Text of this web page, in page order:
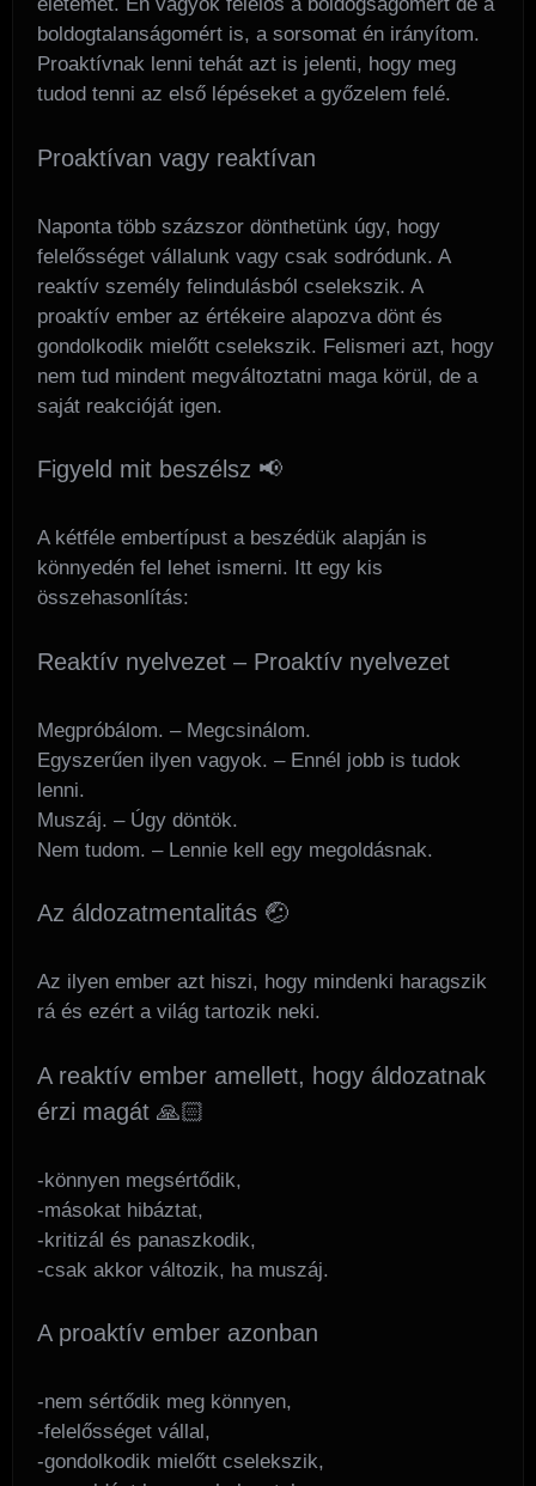
boldogtalanságomért is, a sorsomat én irányítom.
Proaktívnak lenni tehát azt is jelenti, hogy meg
tudod tenni az első lépéseket a győzelem felé.
Proaktívan vagy reaktívan
Naponta több százszor dönthetünk úgy, hogy
felelősséget vállalunk vagy csak sodródunk. A
reaktív személy felindulásból cselekszik. A
proaktív ember az értékeire alapozva dönt és
gondolkodik mielőtt cselekszik. Felismeri azt, hogy
nem tud mindent megváltoztatni maga körül, de a
saját reakcióját igen.
Figyeld mit beszélsz 📢
A kétféle embertípust a beszédük alapján is
könnyedén fel lehet ismerni. Itt egy kis
összehasonlítás:
Reaktív nyelvezet – Proaktív nyelvezet
Megpróbálom. – Megcsinálom.
Egyszerűen ilyen vagyok. – Ennél jobb is tudok
lenni.
Muszáj. – Úgy döntök.
Nem tudom. – Lennie kell egy megoldásnak.
Az áldozatmentalitás 🤕
Az ilyen ember azt hiszi, hogy mindenki haragszik
rá és ezért a világ tartozik neki.
A reaktív ember amellett, hogy áldozatnak
érzi magát 🙏🏻
-könnyen megsértődik,
-másokat hibáztat,
-kritizál és panaszkodik,
-csak akkor változik, ha muszáj.
A proaktív ember azonban
-nem sértődik meg könnyen,
-felelősséget vállal,
-gondolkodik mielőtt cselekszik,